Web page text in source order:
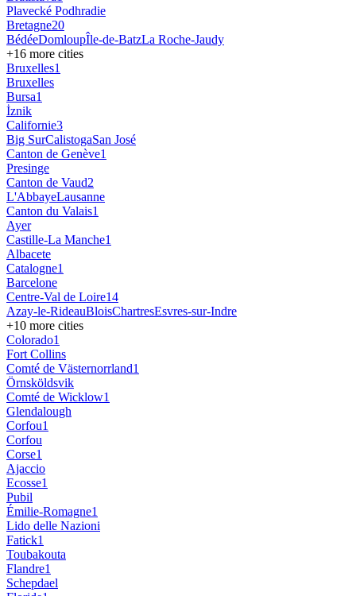
Plavecké Podhradie
Bretagne20
BédéeDomloupÎle-de-BatzLa Roche-Jaudy
+16 more cities
Bruxelles1
Bruxelles
Bursa1
İznik
Californie3
Big SurCalistogaSan José
Canton de Genève1
Presinge
Canton de Vaud2
L'AbbayeLausanne
Canton du Valais1
Ayer
Castille-La Manche1
Albacete
Catalogne1
Barcelone
Centre-Val de Loire14
Azay-le-RideauBloisChartresEsvres-sur-Indre
+10 more cities
Colorado1
Fort Collins
Comté de Västernorrland1
Örnsköldsvik
Comté de Wicklow1
Glendalough
Corfou1
Corfou
Corse1
Ajaccio
Ecosse1
Pubil
Émilie-Romagne1
Lido delle Nazioni
Fatick1
Toubakouta
Flandre1
Schepdael